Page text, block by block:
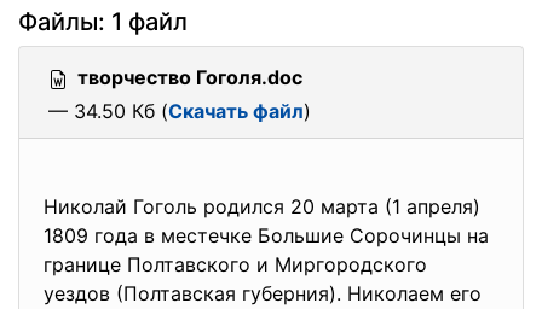
Файлы: 1 файл
творчество Гоголя.doc
— 34.50 Кб (Скачать файл)
Николай Гоголь родился 20 марта (1 апреля)
1809 года в местечке Большие Сорочинцы на
границе Полтавского и Миргородского
уездов (Полтавская губерния). Николаем его